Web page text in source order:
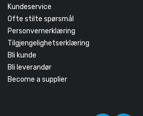
Kundeservice
Ofte stilte spørsmål
Personvernerklæring
Tilgjengelighetserklæring
Bli kunde
Bli leverandør
Become a supplier